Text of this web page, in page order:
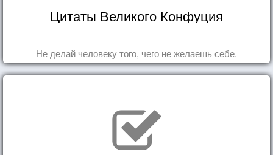
Цитаты Великого Конфуция
Не делай человеку того, чего не желаешь себе.